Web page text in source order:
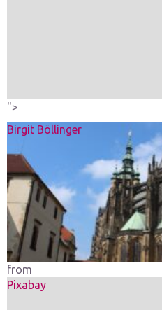
">
Birgit Böllinger
from
Pixabay